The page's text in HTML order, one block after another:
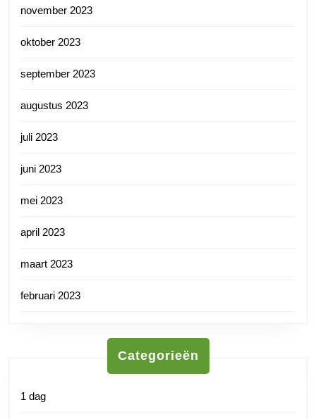
november 2023
oktober 2023
september 2023
augustus 2023
juli 2023
juni 2023
mei 2023
april 2023
maart 2023
februari 2023
Categorieën
1 dag